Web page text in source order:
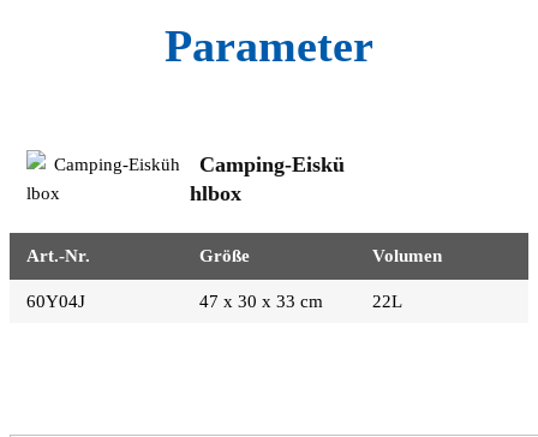
Parameter
Camping-Eiskü
hlbox
Art.-Nr. Größe Volumen
60Y04J 47 x 30 x 33 cm 22L